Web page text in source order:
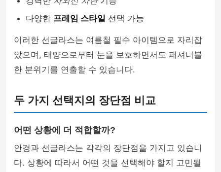
다양한 프레임 스타일 선택 가능
이러한 선글라스는 여름철 필수 아이템으로 자리잡
았으며, 태양으로부터 눈을 보호하면서도 패셔너블
한 분위기를 연출할 수 있습니다.
두 가지 선택지의 장단점 비교
어떤 상황에 더 적합할까?
안경과 선글라스는 각각의 장단점을 가지고 있습니
다. 상황에 따라서 어떤 것을 선택해야 할지 고민될